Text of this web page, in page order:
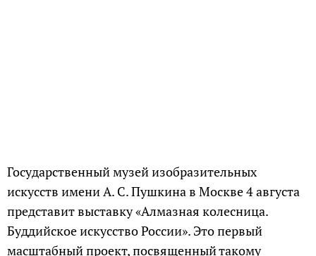
Государственный музей изобразительных
искусств имени А. С. Пушкина в Москве 4 августа
представит выставку «Алмазная колесница.
Буддийское искусство России». Это первый
масштабный проект, посвященный такому